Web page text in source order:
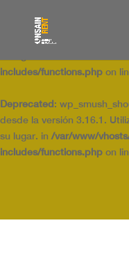
Deprecated
desde la versión 3.16.1.
includes/functions.php on
Deprecated:
desde la versión 3.16.1.
su lugar. in /var/www/
includes/functions.php on